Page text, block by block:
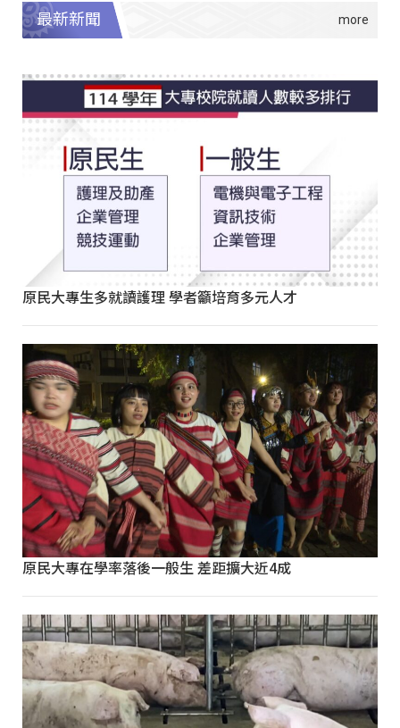
最新新聞
原民大專生多就讀護理 學者籲培育多元人才
原民大專在學率落後一般生 差距擴大近4成